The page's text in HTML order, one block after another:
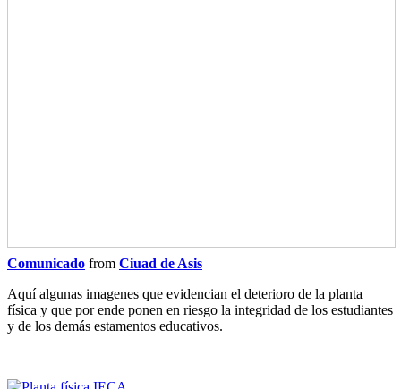
Comunicado from Ciuad de Asis
Aquí algunas imagenes que evidencian el deterioro de la planta
física y que por ende ponen en riesgo la integridad de los estudiantes
y de los demás estamentos educativos.